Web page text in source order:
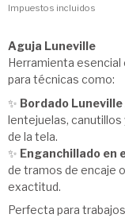
Impuestos incluidos
Aguja Luneville
Herramienta esencial
para técnicas como:
✨ Bordado
lentejuelas, canutillos
de la tela.
✨ Enganchillado en
de tramos de encaje
exactitud.
Perfecta para